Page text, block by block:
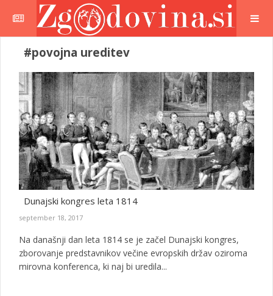
#povojna ureditev
Dunajski kongres leta 1814
september 18, 2017
Na današnji dan leta 1814 se je začel Dunajski kongres,
zborovanje predstavnikov večine evropskih držav oziroma
mirovna konferenca, ki naj bi uredila...